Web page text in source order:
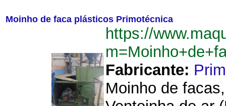
Moinho de faca plásticos Primotécnica
https://
Fabricante:
Moinho de